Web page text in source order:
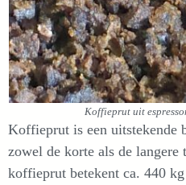
Koffieprut uit
Koffieprut is een uitstekende
zowel de korte als de
koffieprut betekent ca. 440